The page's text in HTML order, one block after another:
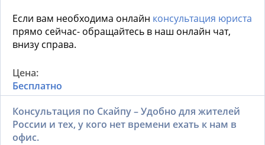
Если вам необходима онлайн консультация юриста
прямо сейчас- обращайтесь в наш онлайн чат,
внизу справа.
Бесплатно
Консультация по Скайпу – Удобно для жителей
России и тех, у кого нет времени ехать к нам в
офис.